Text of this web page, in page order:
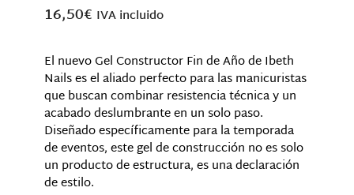
16,50€ IVA incluido
El nuevo Gel Constructor Fin de Año de Ibeth
Nails es el aliado perfecto para las manicuristas
que buscan combinar resistencia técnica y un
acabado deslumbrante en un solo paso.
Diseñado específicamente para la temporada
de eventos, este gel de construcción no es solo
un producto de estructura, es una declaración
de estilo.